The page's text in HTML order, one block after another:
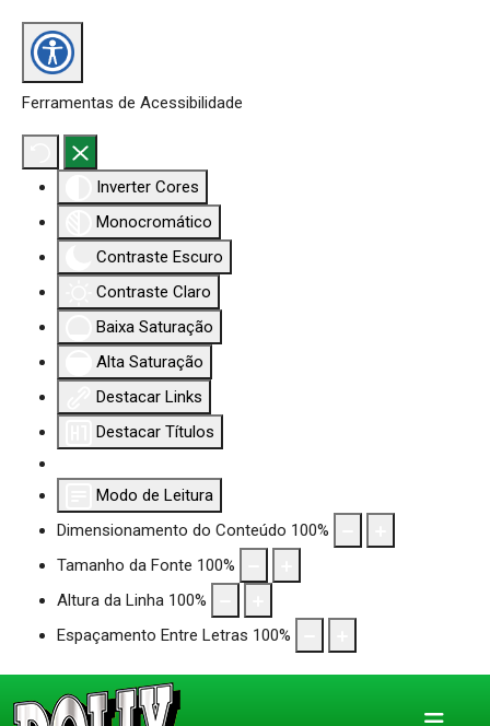
Ferramentas de Acessibilidade
Inverter Cores
Monocromático
Contraste Escuro
Contraste Claro
Baixa Saturação
Alta Saturação
Destacar Links
Destacar Títulos
Modo de Leitura
Dimensionamento do Conteúdo 100%
Tamanho da Fonte 100%
Altura da Linha 100%
Espaçamento Entre Letras 100%